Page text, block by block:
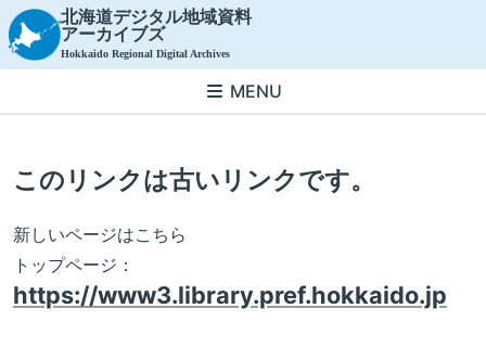
北海道デジタル地域資料
アーカイブズ
Hokkaido Regional Digital Archives
MENU
このリンクは古いリンクです。
新しいページはこちら
トップページ：
https://www3.library.pref.hokkaido.jp